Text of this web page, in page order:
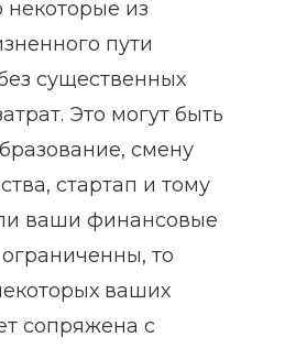
некоторые из
пути
существенных
Это могут быть
смену
стартап и тому
ваши финансовые
то
ваших
сопряжена с